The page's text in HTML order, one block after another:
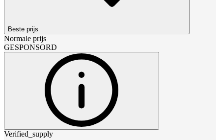
Beste prijs
Normale prijs
GESPONSORD
Verified_supply